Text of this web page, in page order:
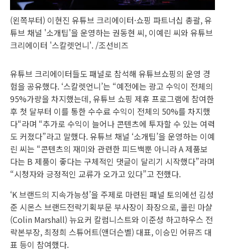
(왼쪽부터) 이현진 유튜브 크리에이터·쇼핑 파트너십 총괄, 유
튜브 채널 '소개팁'을 운영하는 권동현 씨, 이예린 씨와 유튜브
크리에이터 '스칼렛언니'. /조선비즈
유튜브 크리에이터들도 패널로 참석해 유튜브쇼핑의 운영 경
험을 공유했다. ‘스칼렛언니’는 “예전에는 광고 수익이 전체의
95%가량을 차지했는데, 유튜브 쇼핑 제휴 프로그램에 참여한
후 첫 달부터 이를 통한 수수료 수익이 전체의 50%를 차지했
다“라며 “추가로 수익이 늘어나 콘텐츠에 투자할 수 있는 여력
도 커졌다”라고 말했다. 유튜브 채널 ‘소개팁’을 운영하는 이예
린 씨는 “콘텐츠의 재미와 관련한 피드백뿐 아니라 A 제품보
다는 B 제품이 좋다는 구체적인 댓글이 달리기 시작했다”라며
“시청자와 긍정적인 교류가 오가고 있다”고 전했다.
‘K 브랜드의 지속가능성’을 주제로 마련된 패널 토의에선 김성
준 시몬스 브랜드전략기획부문 부사장이 좌장으로, 콜린 마샬
(Colin Marshall) 뉴요커 칼럼니스트와 이준성 하고하우스 전
략본부장, 최정희 스튜어트(앤더슨벨) 대표, 이승민 어뮤즈 대
표 등이 참여했다.